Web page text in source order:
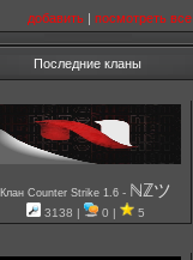
добавить | посмотреть все
Последние кланы
Клан Counter Strike 1.6 - ℕℤツ
3138 | 0 | 5